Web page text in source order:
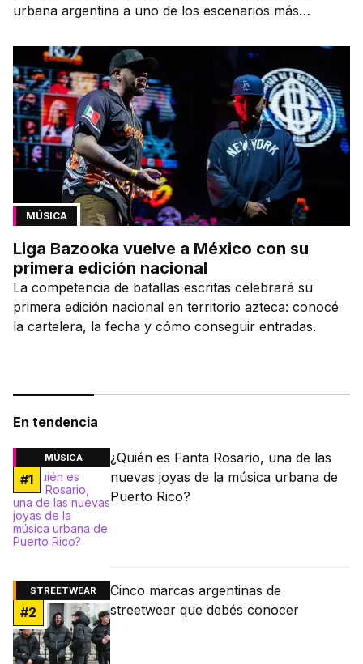
urbana argentina a uno de los escenarios más
MÚSICA
Liga Bazooka vuelve a México con su
primera edición nacional
La competencia de batallas escritas celebrará su
primera edición nacional en territorio azteca: conocé
la cartelera, la fecha y cómo conseguir entradas.
En tendencia
MÚSICA
#1
¿Quién es Fanta Rosario, una de las
nuevas joyas de la música urbana de
Puerto Rico?
STREETWEAR
#2
Cinco marcas argentinas de
streetwear que debés conocer